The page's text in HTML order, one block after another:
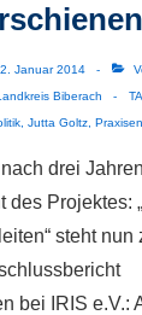
Januar 2014
Biberach
Jutta Goltz
drei
des Projektes:
steht nun
bei IRIS e.V.: